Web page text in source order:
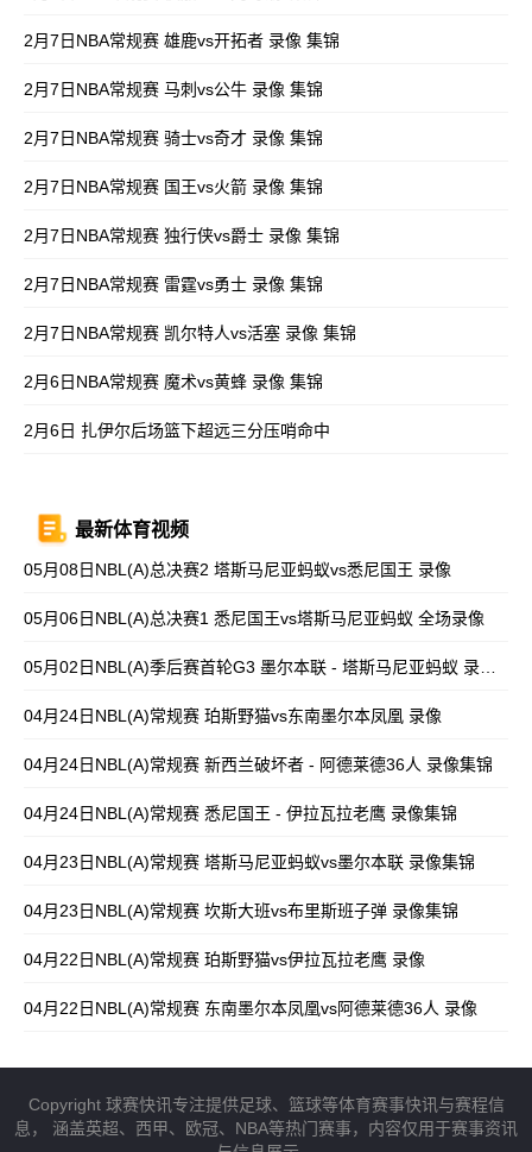
2月7日NBA常规赛 雄鹿vs开拓者 录像 集锦
2月7日NBA常规赛 马刺vs公牛 录像 集锦
2月7日NBA常规赛 骑士vs奇才 录像 集锦
2月7日NBA常规赛 国王vs火箭 录像 集锦
2月7日NBA常规赛 独行侠vs爵士 录像 集锦
2月7日NBA常规赛 雷霆vs勇士 录像 集锦
2月7日NBA常规赛 凯尔特人vs活塞 录像 集锦
2月6日NBA常规赛 魔术vs黄蜂 录像 集锦
2月6日 扎伊尔后场篮下超远三分压哨命中
最新体育视频
05月08日NBL(A)总决赛2 塔斯马尼亚蚂蚁vs悉尼国王 录像
05月06日NBL(A)总决赛1 悉尼国王vs塔斯马尼亚蚂蚁 全场录像
05月02日NBL(A)季后赛首轮G3 墨尔本联 - 塔斯马尼亚蚂蚁 录像集锦
04月24日NBL(A)常规赛 珀斯野猫vs东南墨尔本凤凰 录像
04月24日NBL(A)常规赛 新西兰破坏者 - 阿德莱德36人 录像集锦
04月24日NBL(A)常规赛 悉尼国王 - 伊拉瓦拉老鹰 录像集锦
04月23日NBL(A)常规赛 塔斯马尼亚蚂蚁vs墨尔本联 录像集锦
04月23日NBL(A)常规赛 坎斯大班vs布里斯班子弹 录像集锦
04月22日NBL(A)常规赛 珀斯野猫vs伊拉瓦拉老鹰 录像
04月22日NBL(A)常规赛 东南墨尔本凤凰vs阿德莱德36人 录像
Copyright 球赛快讯专注提供足球、篮球等体育赛事快讯与赛程信
息， 涵盖英超、西甲、欧冠、NBA等热门赛事，内容仅用于赛事资讯